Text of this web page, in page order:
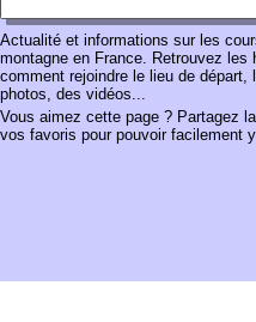
Actualité et informations sur les
montagne en France. Retrouvez les
comment rejoindre le lieu de
photos, des vidéos...
Vous aimez cette page ? Partagez
vos favoris pour pouvoir facilement y